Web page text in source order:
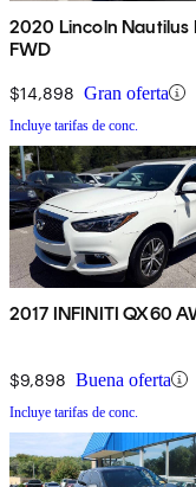
2020 Lincoln Nautilus
FWD
$14,898 Gran oferta
Incluye tarifas de conc.
2017 INFINITI QX60
$9,898 Buena oferta
Incluye tarifas de conc.